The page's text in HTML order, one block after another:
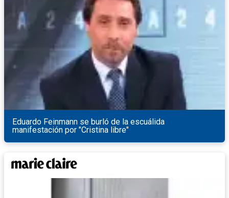
Eduardo Feinmann se burló de la escuálida
manifestación por "Cristina libre"